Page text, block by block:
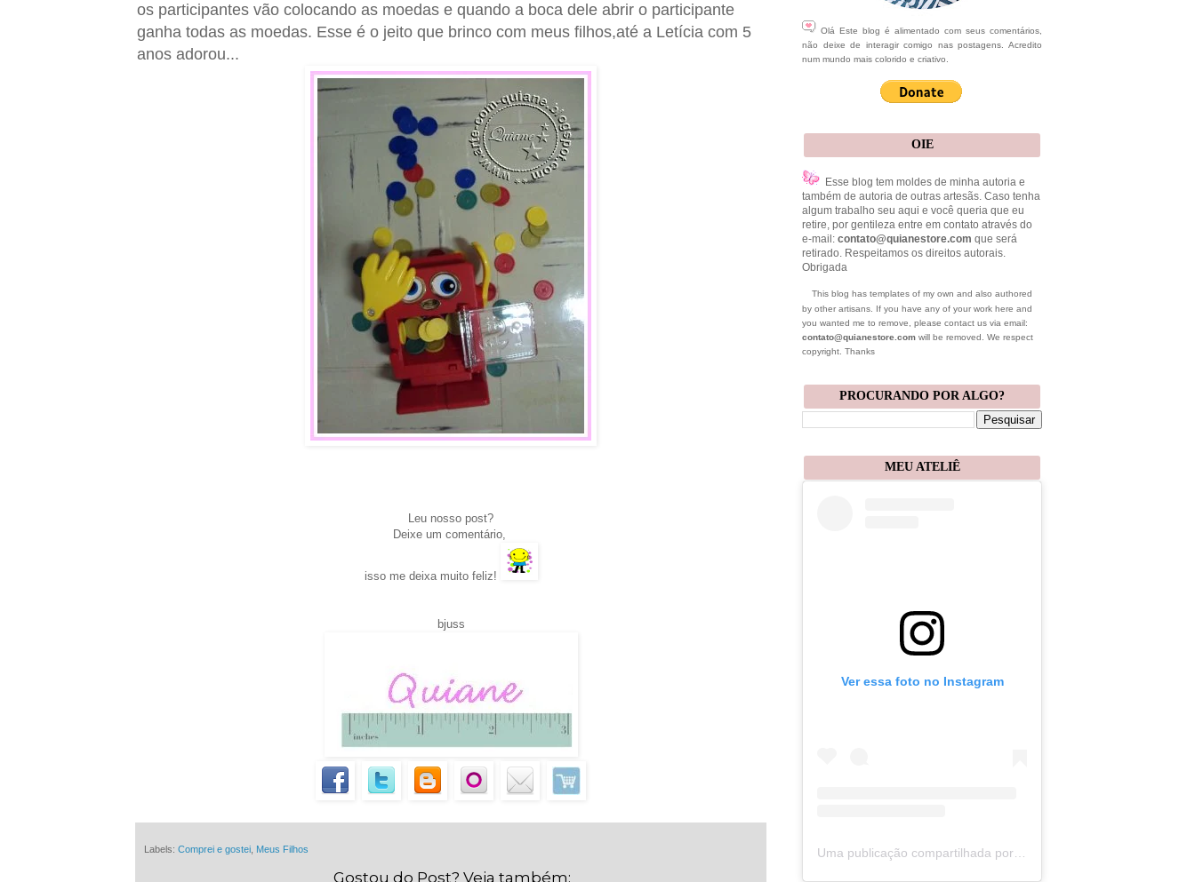
os participantes vão colocando as moedas e quando a boca dele abrir o participante
ganha todas as moedas. Esse é o jeito que brinco com meus filhos,até a Letícia com 5
anos adorou...
Leu nosso post?
Deixe um comentário,
isso me deixa muito feliz!
bjuss
Labels: Comprei e gostei Meus Filhos
Gostou do Post? Veja também:
Olá Este blog é alimentado com seus comentários,
não deixe de interagir comigo nas postagens. Acredito
num mundo mais colorido e criativo.
OIE
Esse blog tem moldes de minha autoria e
também de autoria de outras artesãs. Caso tenha
algum trabalho seu aqui e você queria que eu
retire, por gentileza entre em contato através do
e-mail: contato@quianestore.com que será
retirado. Respeitamos os direitos autorais.
Obrigada
This blog has templates of my own and also authored
by other artisans. If you have any of your work here and
you wanted me to remove, please contact us via email:
contato@quianestore.com will be removed. We respect
copyright. Thanks
PROCURANDO POR ALGO?
MEU ATELIÊ
Ver essa foto no Instagram
Uma publicação compartilhada por Christiane Gonçalves (@artecomquiane)